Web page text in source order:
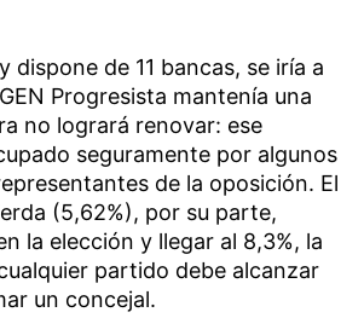
dispone de 11 bancas, se iría a
Progresista mantenía una
no logrará renovar: ese
seguramente por algunos
de la oposición. El
(5,62%), por su parte,
la elección y llegar al 8,3%, la
partido debe alcanzar
un concejal.